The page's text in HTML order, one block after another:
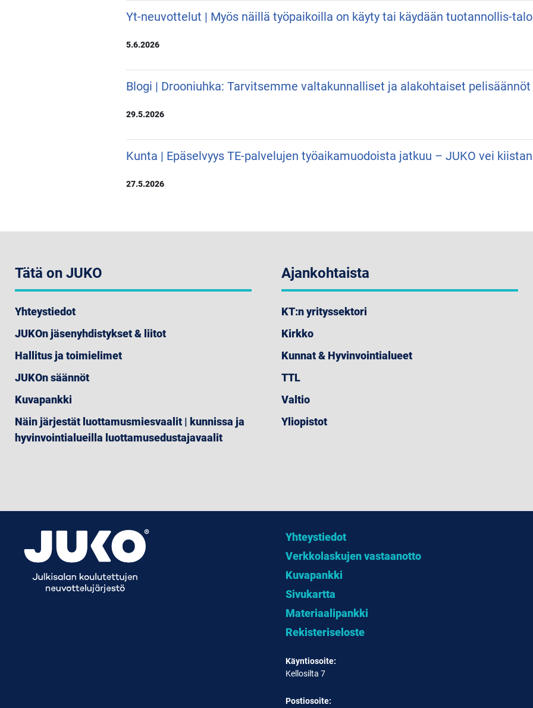
Yt-neuvottelut | Myös näillä työpaikoilla on käyty tai käydään tuotannollis-
5.6.2026
Blogi | Drooniuhka: Tarvitsemme valtakunnalliset ja alakohtaiset pelisäännöt
29.5.2026
Kunta | Epäselvyys TE-palvelujen työaikamuodoista jatkuu – JUKO vei
27.5.2026
Tätä on JUKO
Yhteystiedot
JUKOn jäsenyhdistykset & liitot
Hallitus ja toimielimet
JUKOn säännöt
Kuvapankki
Näin järjestät luottamusmiesvaalit | kunnissa ja
hyvinvointialueilla luottamusedustajavaalit
Ajankohtaista
KT:n yrityssektori
Kirkko
Kunnat & Hyvinvointialueet
TTL
Valtio
Yliopistot
Yhteystiedot
Verkkolaskujen vastaanotto
Kuvapankki
Sivukartta
Materiaalipankki
Rekisteriseloste
Käyntiosoite:
Kellosilta 7
Postiosoite: